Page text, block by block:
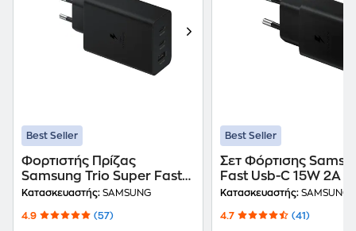
Best Seller
Φορτιστής Πρίζας
Samsung Trio Super Fast
3ports Usb,2x Usb-C 65W -
Κατασκευαστής: SAMSUNG
4.9 (57)
Best Seller
Σετ Φόρτισης
Fast Usb-C 15W 2A
cable Usb-C 1m -
Κατασκευαστής: SAMSUNG
4.7 (41)